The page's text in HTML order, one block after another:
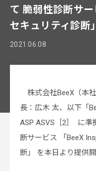
て 脆弱性診断サ
セキュリティ診断
2021.06.08
株式会社BeeX（本
長：広木 太、以下「
ASP ASVS［2］ に準
断サービス 「BeeX
断」 を本日より提供